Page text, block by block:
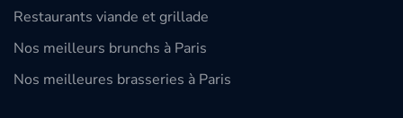
Restaurants viande et grillade
Nos meilleurs brunchs à Paris
Nos meilleures brasseries à Paris